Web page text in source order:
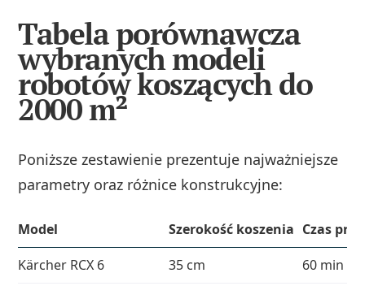
Tabela porównawcza
wybranych modeli
robotów koszących do
2000 m²
Poniższe zestawienie prezentuje najważniejsze
parametry oraz różnice konstrukcyjne:
Model Szerokość koszenia Czas
Kärcher RCX 6
35 cm
60 min